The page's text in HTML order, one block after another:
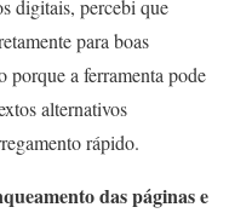
digitais, percebi que
para boas
porque a ferramenta pode
alternativos
rápido.
das páginas e